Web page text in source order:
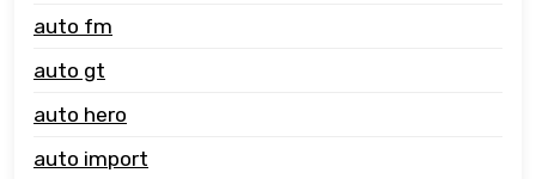
auto fm
auto gt
auto hero
auto import